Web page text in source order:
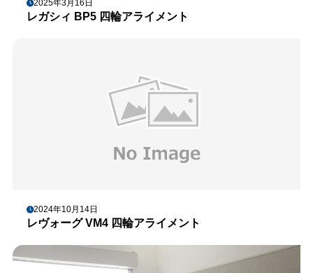
2025年3月16日
レガシィ BP5 四輪アライメント
2024年10月14日
レヴォーグ VM4 四輪アライメント